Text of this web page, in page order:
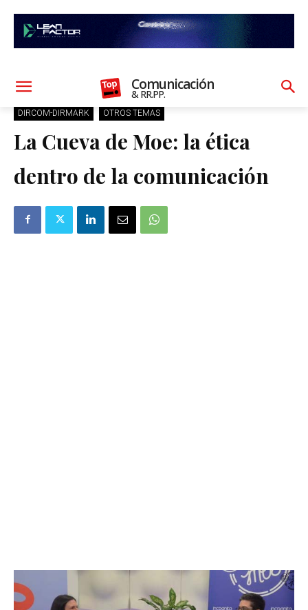
Comunicación
& RR.PP.
DIRCOM-DIRMARK OTROS TEMAS
La Cueva de Moe: la ética
dentro de la comunicación